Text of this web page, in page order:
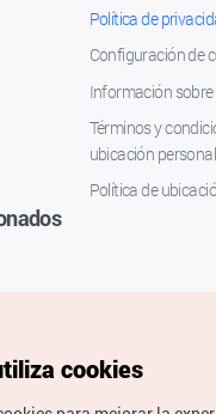
Política de
Configuración de
Información
Términos y
ubicación personal
Política de
cookies